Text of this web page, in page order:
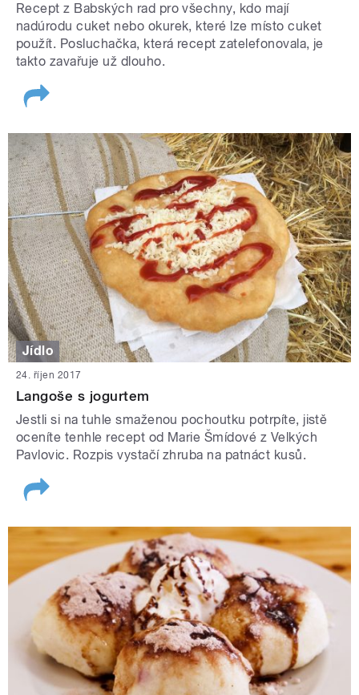
Recept z Babských rad pro všechny, kdo mají
nadúrodu cuket nebo okurek, které lze místo cuket
použít. Posluchačka, která recept zatelefonovala, je
takto zavařuje už dlouho.
Jídlo
24. říjen 2017
Langoše s jogurtem
Jestli si na tuhle smaženou pochoutku potrpíte, jistě
oceníte tenhle recept od Marie Šmídové z Velkých
Pavlovic. Rozpis vystačí zhruba na patnáct kusů.